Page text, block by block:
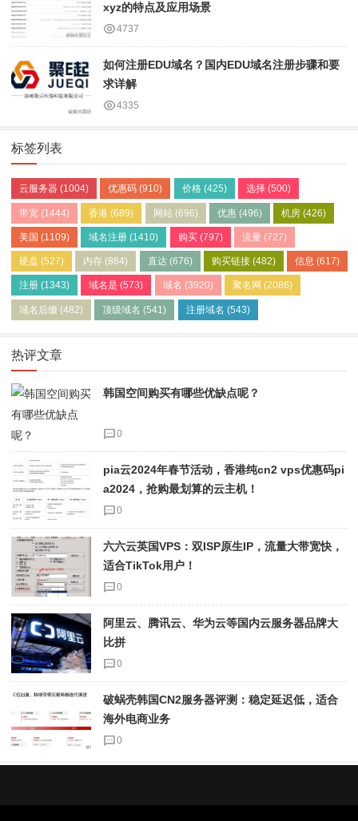
xyz的特点及应用场景
4737
如何注册EDU域名？国内EDU域名注册步骤和要
求详解
4335
标签列表
云服务器 (1004) 优惠码 (910) 价格(425) 选择(500)
带宽 (1444) 香港 (689) 网站(696) 优惠(496) 机房 (426)
美国 (1109) 域名注册 (1410) 购买(797) 流量(727)
硬盘 (527) 内存 (864) 直达 (676) 购买链接(482) 信息 (617)
注册 (1343) 域名是 (573) 域名 (3920) 聚名网 (2086)
域名后缀 (482) 顶级域名 (541) 注册域名 (543)
热评文章
韩国空间购买有哪些优缺点呢？
0
pia云2024年春节活动，香港纯cn2 vps优惠码pi
a2024，抢购最划算的云主机！
0
六六云英国VPS：双ISP原生IP，流量大带宽快，
适合TikTok用户！
0
阿里云、腾讯云、华为云等国内云服务器品牌大
比拼
0
破蜗壳韩国CN2服务器评测：稳定延迟低，适合
海外电商业务
0